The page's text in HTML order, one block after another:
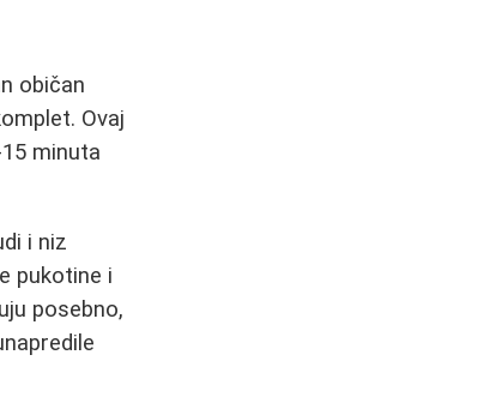
običan
Ovaj
minuta
i niz
pukotine i
posebno,